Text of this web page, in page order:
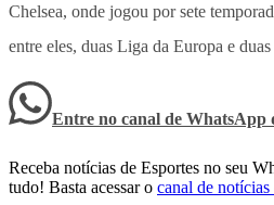
Chelsea, onde jogou por sete
entre eles, duas Liga da Europa e
Entre no canal de WhatsApp
Receba notícias de Esportes no seu
tudo! Basta acessar o canal de